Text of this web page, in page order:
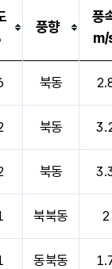
풍향
풍
m/
북동
북동
북동
북북동 2
동북동